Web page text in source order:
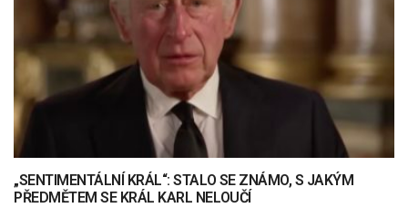
„SENTIMENTÁLNÍ KRÁL“: STALO SE ZNÁMO, S JAKÝM
PŘEDMĚTEM SE KRÁL KARL NELOUČÍ